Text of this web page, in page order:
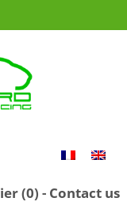
(0) - Contact us